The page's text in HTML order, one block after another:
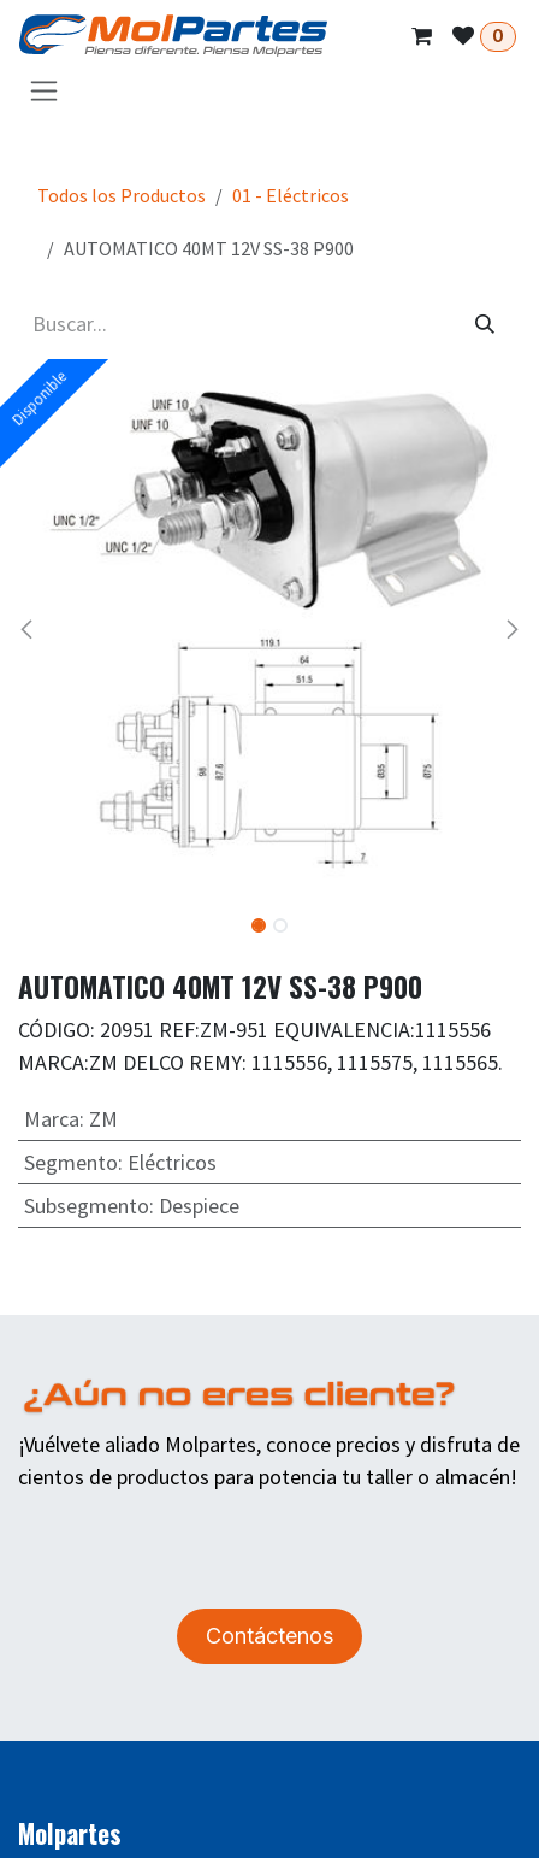
Ir al contenido
0
Todos los Productos 01 - Eléctricos
AUTOMATICO 40MT 12V SS-38 P900
Disponible
Disponible
AUTOMATICO 40MT 12V SS-38 P900
CÓDIGO: 20951 REF:ZM-951 EQUIVALENCIA:1115556
MARCA:ZM DELCO REMY: 1115556, 1115575, 1115565.
Marca: ZM
Segmento: Eléctricos
Subsegmento: Despiece
¡Vuélvete aliado Molpartes, conoce precios y disfruta de
cientos de productos para potencia tu taller o almacén!
Contáctenos
Molpartes